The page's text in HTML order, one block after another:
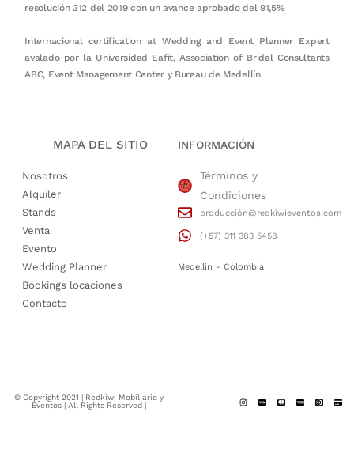
resolución 312 del 2019 con un avance aprobado del 91,5%
Internacional certification at Wedding and Event Planner Expert
avalado por la Universidad Eafit, Association of Bridal Consultants
ABC, Event Management Center y Bureau de Medellín.
MAPA DEL SITIO
Nosotros
Alquiler
Stands
Venta
Evento
Wedding Planner
Bookings locaciones
Contacto
INFORMACIÓN
Términos y
Condiciones
producción@redkiwieventos.com
(+57) 311 383 5458
Medellin - Colombia
© Copyright 2021 | Redkiwi Mobiliario y
Eventos | All Rights Reserved |